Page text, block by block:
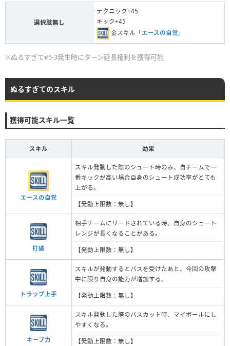
選択肢無し
テクニック+45
キック+45
金スキル「エースの自覚 」
※ぬるすぎて#5-3発生時にターン延長権利を獲得可能
ぬるすぎてのスキル
獲得可能スキル一覧
スキル 効果
エースの自覚
スキル発動した際のシュート時のみ、自チームで一
番キックが高い場合自身のシュート成功率がとても
上がる。
【発動上限数：無し】
打破
相手チームにリードされている時、自身のシュート
レンジが長くなることがある。
【発動上限数：無し】
トラップ上手
スキルが発動するとパスを受けたあと、今回の攻撃
中に限り自身の能力が増加する。
【発動上限数：無し】
キープ力
スキル発動した際のパスカット時、マイボールにし
やすくなる。
【発動上限数：無し】